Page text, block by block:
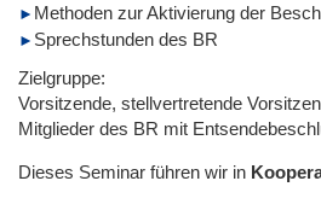
Methoden zur Aktivierung der
Sprechstunden des BR
Zielgruppe:
Vorsitzende, stellvertretende
Mitglieder des BR mit
Dieses Seminar führen wir in